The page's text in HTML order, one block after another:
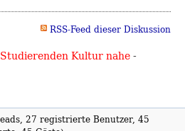
RSS-Feed dieser Diskussion
Kultur nahe-
27 registrierte Benutzer, 45